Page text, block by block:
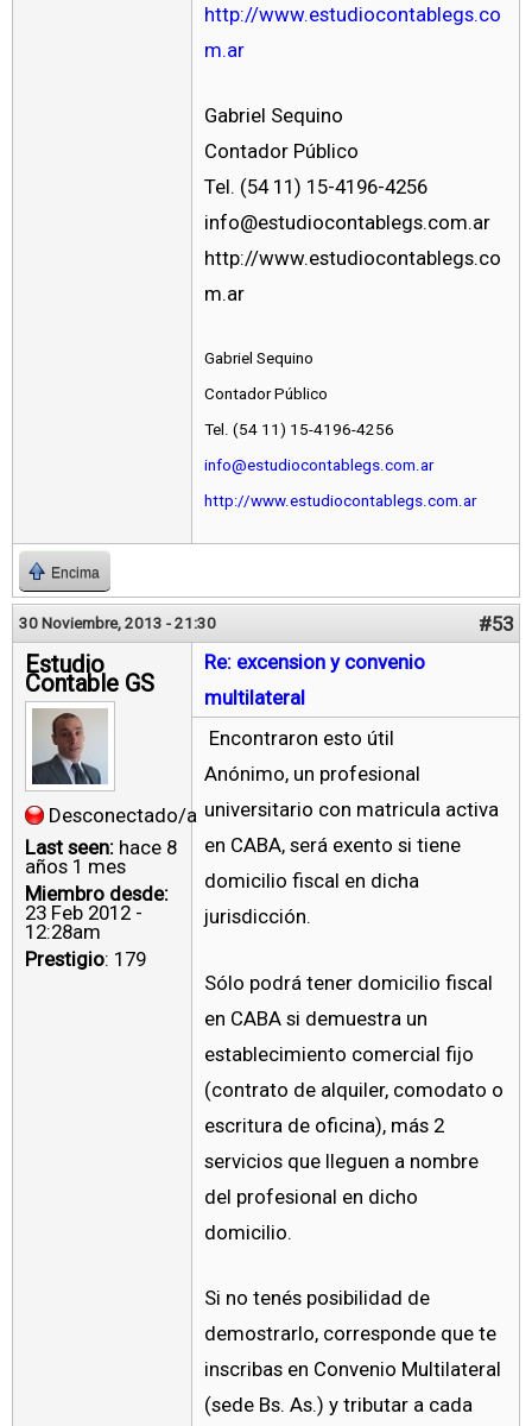
http://www.estudiocontablegs.co
m.ar
Gabriel Sequino
Contador Público
Tel. (54 11) 15-4196-4256
info@estudiocontablegs.com.ar
http://www.estudiocontablegs.co
m.ar
Gabriel Sequino
Contador Público
Tel. (54 11) 15-4196-4256
info@estudiocontablegs.com.ar
http://www.estudiocontablegs.com.ar
Encima
30 Noviembre, 2013 - 21:30 #53
Estudio
Contable GS
Desconectado/a
Last seen: hace 8
años 1 mes
Miembro desde:
23 Feb 2012 -
12:28am
Prestigio: 179
Re: excension y convenio
multilateral
Encontraron esto útil
Anónimo, un profesional
universitario con matricula activa
en CABA, será exento si tiene
domicilio fiscal en dicha
jurisdicción.
Sólo podrá tener domicilio fiscal
en CABA si demuestra un
establecimiento comercial fijo
(contrato de alquiler, comodato o
escritura de oficina), más 2
servicios que lleguen a nombre
del profesional en dicho
domicilio.
Si no tenés posibilidad de
demostrarlo, corresponde que te
inscribas en Convenio Multilateral
(sede Bs. As.) y tributar a cada